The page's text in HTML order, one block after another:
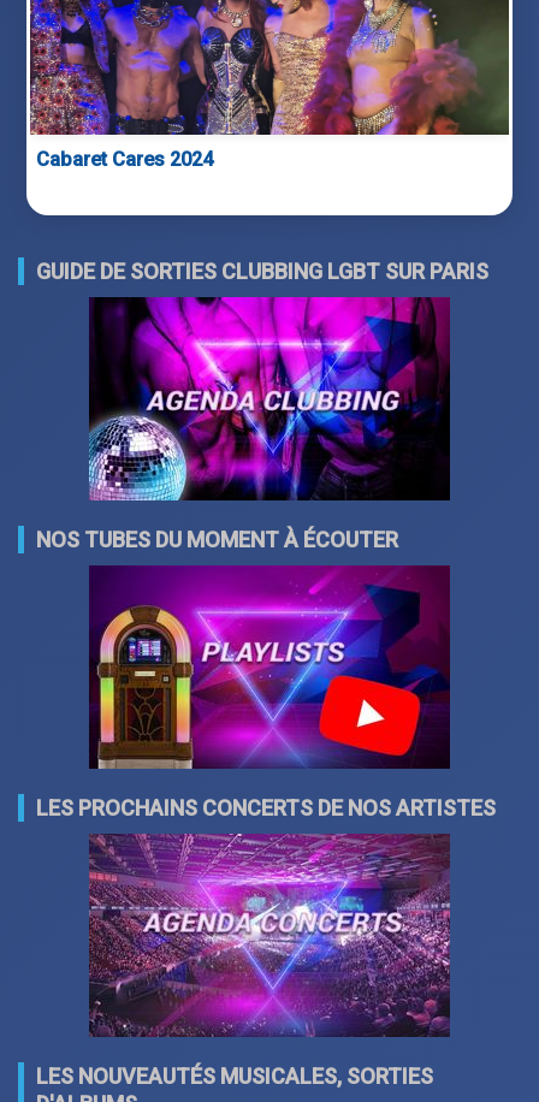
Cabaret Cares 2024
GUIDE DE SORTIES CLUBBING LGBT SUR PARIS
NOS TUBES DU MOMENT À ÉCOUTER
LES PROCHAINS CONCERTS DE NOS ARTISTES
LES NOUVEAUTÉS MUSICALES, SORTIES